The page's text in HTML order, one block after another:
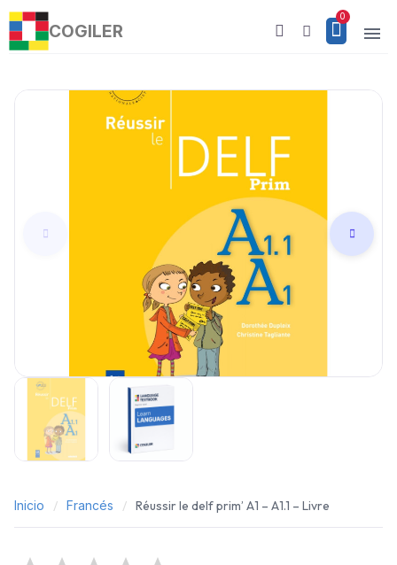
COGILER
Inicio Francés Réussir le delf prim’ A1 – A1.1 – Livre